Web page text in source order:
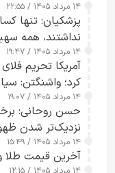
۱۴ مرداد ۱۴۰۵ / ۲۲:۵۵
پزشکیان: تنها
نداشتند، همه
۱۴ مرداد ۱۴۰۵ / ۱۹:۴۷
آمریکا تحریم
کرد؛ واشنگتن:
۱۴ مرداد ۱۴۰۵ / ۱۹:۰۷
حسن روحانی:
نزدیک‌تر شدن
۱۴ مرداد ۱۴۰۵ / ۱۵:۴۹
آخرین قیمت طلا و سکه در